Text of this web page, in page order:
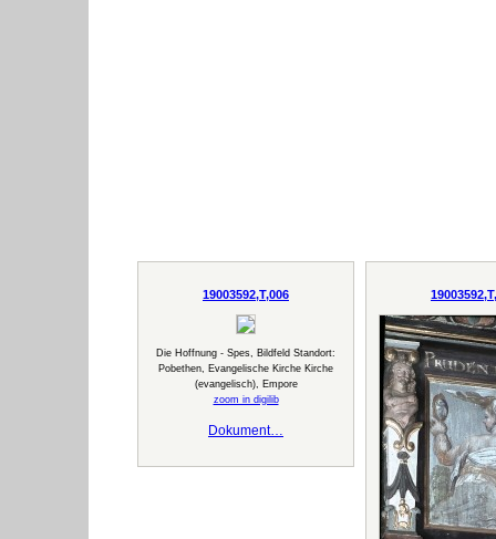
19003592,T,006
Die Hoffnung - Spes, Bildfeld Standort:
Pobethen, Evangelische Kirche Kirche
(evangelisch), Empore
zoom in digilib
Dokument…